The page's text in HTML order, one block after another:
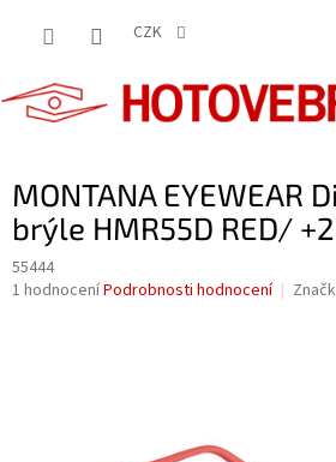
CZK
MONTANA EYEWEAR
brýle HMR55D RED/
55444
Průměrné
1 hodnoceníPodrobnosti hodnocení